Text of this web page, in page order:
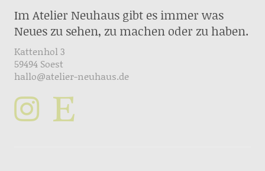
Im Atelier Neuhaus gibt es immer was
Neues zu sehen, zu machen oder zu haben.
Kattenhol 3
59494 Soest
hallo@atelier-neuhaus.de